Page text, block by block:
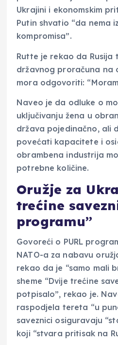
Ukrajini i ekonomskim
Putin shvatio “da nema
kompromisa”.
Rutte je rekao da Rusija
državnog proračuna na
mora odgovoriti:
Naveo je da odluke o
uključivanju žena u
država pojedinačno, ali
povećati kapacitete i
obrambena industrija
potrebne količine.
Oružje za
trećine
programu”
Govoreći o PURL
NATO-a za nabavu
rekao da je “samo mali
sheme “Dvije trećine
potpisalo”, rekao je.
raspodjela tereta “u
saveznici osiguravaju
koji “stvara pritisak na